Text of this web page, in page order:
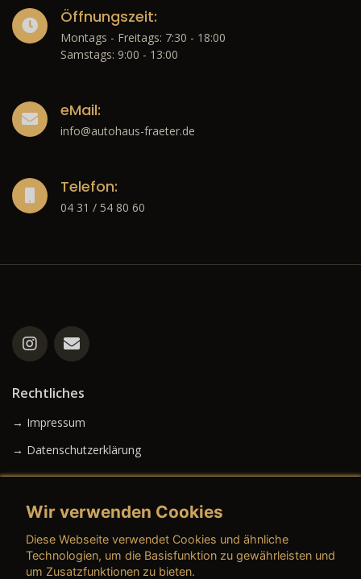
Öffnungszeit:
Montags - Freitags: 7:30 - 18:00
Samstags: 9:00 - 13:00
eMail:
info@autohaus-fraeter.de
Telefon:
04 31 / 54 80 60
Rechtliches
→ Impressum
→ Datenschutzerklärung
→ AGB (Gebrauchtwagen)
Wir verwenden Cookies
Diese Webseite verwendet Cookies und ähnliche
Technologien, um die Basisfunktion zu gewährleisten und
um Zusatzfunktionen zu bieten.